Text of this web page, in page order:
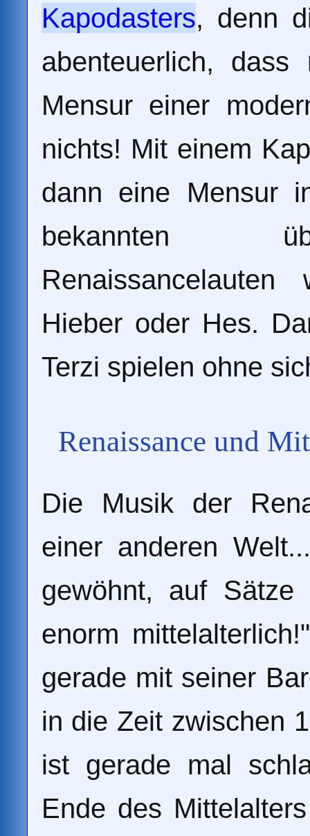
Kapodasters, denn
abenteuerlich,
Mensur einer
nichts! Mit einem
dann eine Mensur
bekannten
Hieber oder Hes.
Terzi spielen ohne
Renaissance und
Die Musik der
einer anderen
gewöhnt, auf
enorm
gerade mit seiner
in die Zeit zwischen
ist gerade mal
Ende des